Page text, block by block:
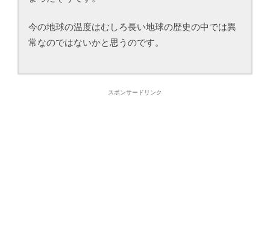
今の地球の温度はむしろ長い地球の歴史の中では異
常なのではないかと思うのです。
スポンサードリンク